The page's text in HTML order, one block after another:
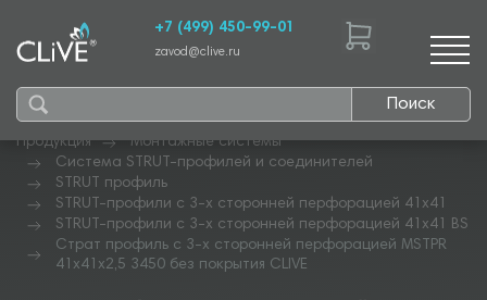
Поиск
+7 (499) 450-99-01
zavod@clive.ru
Продукция
Монтажные системы
Система STRUT-профилей и соединителей
STRUT профиль
STRUT-профили с 3-х сторонней перфорацией 41х41
STRUT-профили с 3-х сторонней перфорацией 41х41 BS
Страт профиль с 3-х сторонней перфорацией MSTPR
41х41х2,5 3450 без покрытия CLIVE